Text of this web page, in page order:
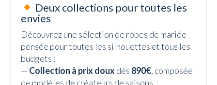
Deux collections pour toutes les
envies
Découvrez une sélection de robes de mariée
pensée pour toutes les silhouettes et tous les
budgets :
— Collection à prix douxdès 890€, composée
de modèles de créateurs de saisons